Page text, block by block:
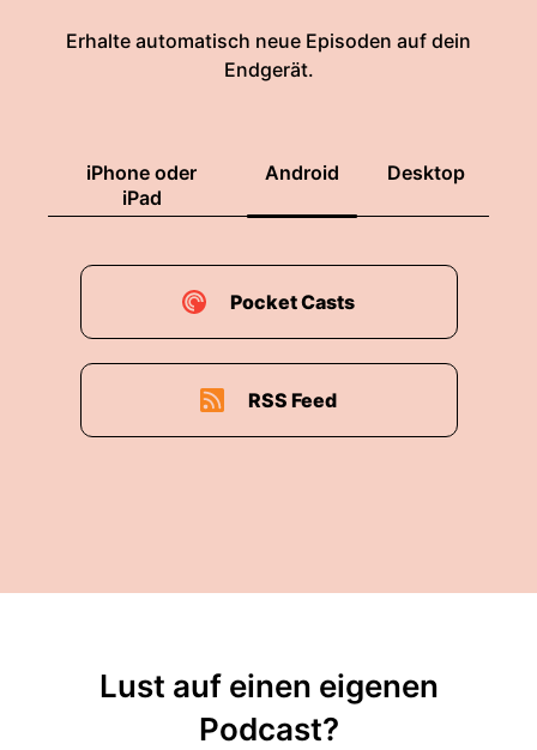
Erhalte automatisch neue Episoden auf dein
Endgerät.
iPhone oder
iPad
Android Desktop
Pocket Casts
RSS Feed
Lust auf einen eigenen
Podcast?